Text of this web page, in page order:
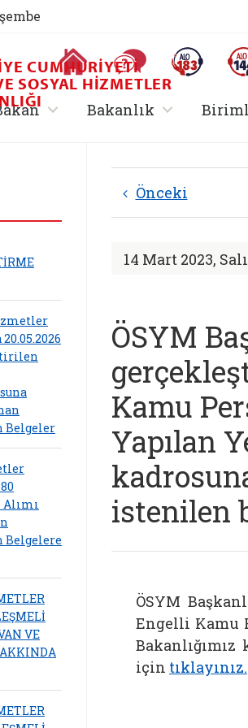
Ana Sayfa Sıkça Sorulan Sorular
Alo 183
CUMHURIYETI
SOSYAL HIZMETLER
, alt menü içerir
Bakanlık , alt menü
Belgeler
Belgelere
VE
Önceki
14 Mart 2023, Salı
ÖSYM
Kamu
Yapılan
istenilen
ÖSYM
Engelli Kamu
için tıklayınız.